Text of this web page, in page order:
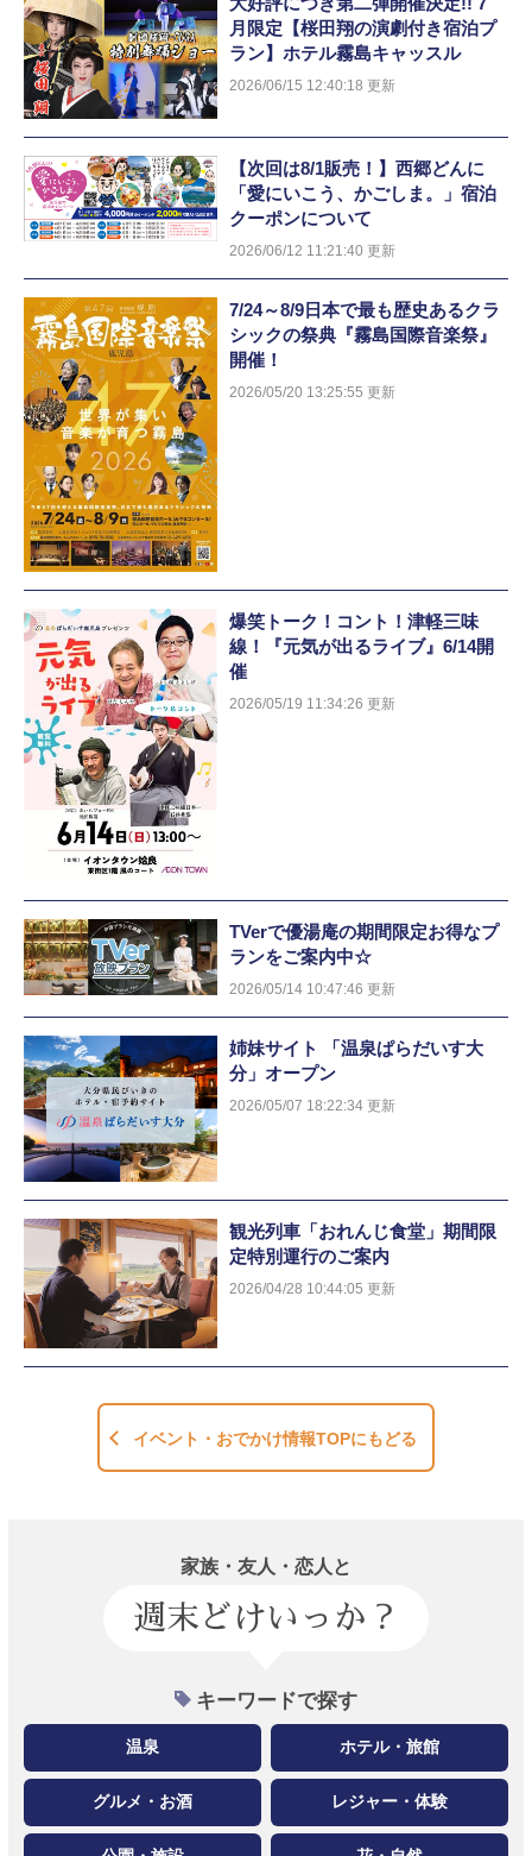
月限定【桜田翔の演劇付き宿泊プ
ラン】ホテル霧島キャッスル
2026/06/15 12:40:18 更新
【次回は8/1販売！】西郷どんに
「愛にいこう、かごしま。」宿泊
クーポンについて
2026/06/12 11:21:40 更新
7/24～8/9日本で最も歴史あるクラ
シックの祭典『霧島国際音楽祭』
開催！
2026/05/20 13:25:55 更新
爆笑トーク！コント！津軽三味
線！『元気が出るライブ』6/14開
催
2026/05/19 11:34:26 更新
TVerで優湯庵の期間限定お得なプ
ランをご案内中☆
2026/05/14 10:47:46 更新
姉妹サイト 「温泉ぱらだいす大
分」オープン
2026/05/07 18:22:34 更新
観光列車「おれんじ食堂」期間限
定特別運行のご案内
2026/04/28 10:44:05 更新
イベント・おでかけ情報TOPにもどる
家族・友人・恋人と
週末どけいっか？
キーワードで探す
温泉 ホテル・旅館
グルメ・お酒 レジャー・体験